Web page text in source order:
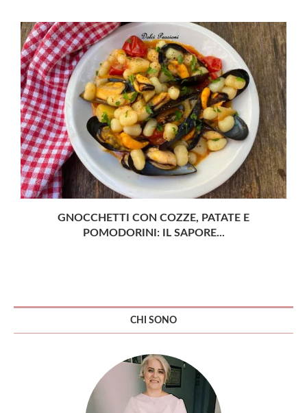
GNOCCHETTI CON COZZE, PATATE E
POMODORINI: IL SAPORE...
CHI SONO